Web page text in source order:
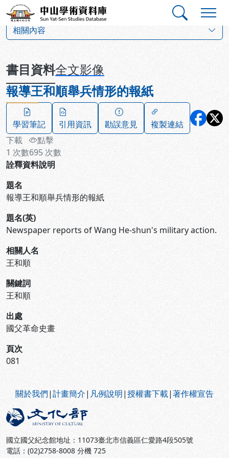
跳到主要內容
中山學術資料庫
相關內容
書目資料全文影像
報導王和順舉兵情形的報紙
學習筆記 引用資訊 勘誤意見
複製連結
下載
1 次數
點擊
695 次數
詮釋資料說明
題名
報導王和順舉兵情形的報紙
題名(英)
Newspaper reports of Wang He-shun's military action.
相關人名
王和順
關鍵詞
王和順
出處
國父革命史畫
頁次
081
關於我們|計畫簡介| 凡例說明|授權書下載|著作權宣告
國立國父紀念館地址：11073臺北市信義區仁愛路4段505號
電話：(02)2758-8008 分機 725